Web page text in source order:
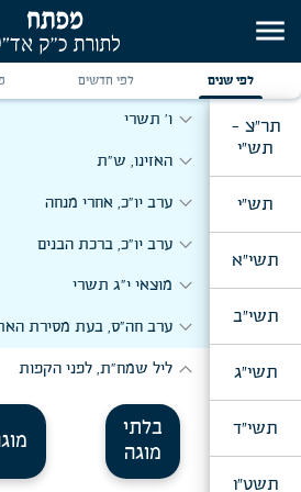
menu
לפי שנים לפי חדשים
תר"צ -
תש"י
תש"י
תשי"א
תשי"ב
תשי"ג
תשי"ד
תשט"ו
תשל"ו
יום ב' דר"ה
expand_moreו' תשרי
expand_moreהאזינו, ש"ת
expand_moreערב יו"כ, אחרי מנחה
expand_moreערב יו"כ, ברכת הבנים
expand_more מוצאי י"ג תשרי
expand_moreערב חה"ס, בעת מסירת
expand_moreליל שמח"ת, לפני הקפות
בלתי
מוגה